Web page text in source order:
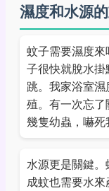
濕度和水源
蚊子需要濕度
子很快就脫水
跳。我家浴室
殖。有一次忘
幾隻幼蟲，嚇死
水源更是關鍵。
成蚊也需要水